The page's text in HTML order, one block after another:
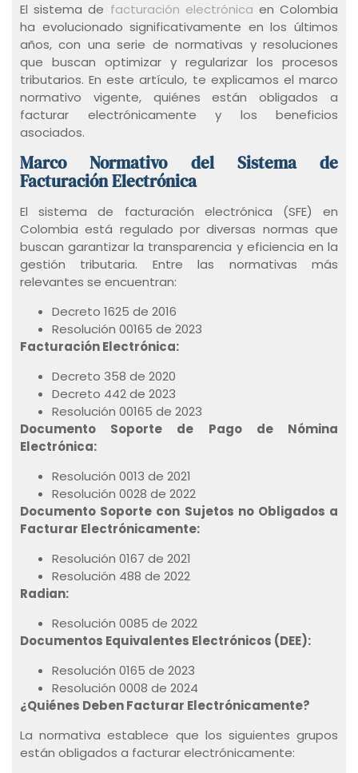
El sistema de facturación electrónica en Colombia
ha evolucionado significativamente en los últimos
años, con una serie de normativas y resoluciones
que buscan optimizar y regularizar los procesos
tributarios. En este artículo, te explicamos el marco
normativo vigente, quiénes están obligados a
facturar electrónicamente y los beneficios
asociados.
Marco Normativo del Sistema de
Facturación Electrónica
El sistema de facturación electrónica (SFE) en
Colombia está regulado por diversas normas que
buscan garantizar la transparencia y eficiencia en la
gestión tributaria. Entre las normativas más
relevantes se encuentran:
Decreto 1625 de 2016
Resolución 00165 de 2023
Facturación Electrónica:
Decreto 358 de 2020
Decreto 442 de 2023
Resolución 00165 de 2023
Documento Soporte de Pago de Nómina
Electrónica:
Resolución 0013 de 2021
Resolución 0028 de 2022
Documento Soporte con Sujetos no Obligados a
Facturar Electrónicamente:
Resolución 0167 de 2021
Resolución 488 de 2022
Radian:
Resolución 0085 de 2022
Documentos Equivalentes Electrónicos (DEE):
Resolución 0165 de 2023
Resolución 0008 de 2024
¿Quiénes Deben Facturar Electrónicamente?
La normativa establece que los siguientes grupos
están obligados a facturar electrónicamente: